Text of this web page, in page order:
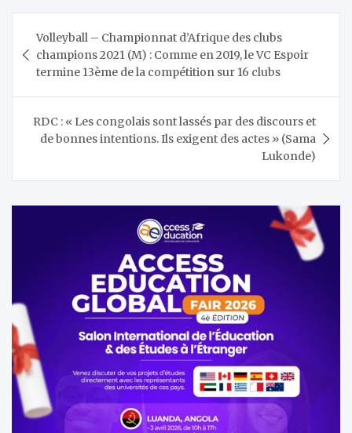
de
l’article
Volleyball – Championnat d’Afrique des clubs
champions 2021 (M) : Comme en 2019, le VC Espoir
termine 13ème de la compétition sur 16 clubs
RDC : « Les congolais sont lassés par des discours et
de bonnes intentions. Ils exigent des actes » (Sama
Lukonde)